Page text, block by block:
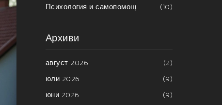
Психология и самопомощ
(10)
Архиви
август 2026
(2)
юли 2026
(9)
юни 2026
(9)